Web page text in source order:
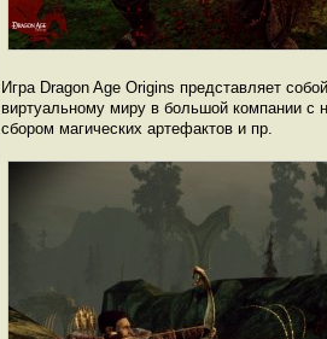
Игра Dragon Age Origins представляет
виртуальному миру в большой компании с
сбором магических артефактов и пр.